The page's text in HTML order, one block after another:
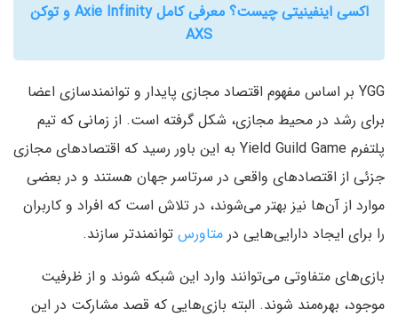
اکسی اینفینیتی چیست؟ معرفی کامل Axie Infinity و توکن
AXS
YGG بر اساس مفهوم اقتصاد مجازی پایدار و توانمندسازی اعضا
برای رشد در محیط مجازی، شکل گرفته است. از زمانی که تیم
پلتفرم Yield Guild Game به این باور رسید که اقتصادهای مجازی
جزئی از اقتصادهای واقعی در سرتاسر جهان هستند و در بعضی
موارد از آن‌ها نیز بهتر می‌شوند، در تلاش است که افراد و کاربران
را برای ایجاد دارایی‌هایی در متاورس توانمندتر سازند.
بازی‌های متفاوتی می‌توانند وارد این شبکه شوند و از ظرفیت
موجود، بهره‌مند شوند. البته بازی‌هایی که قصد مشارکت در این